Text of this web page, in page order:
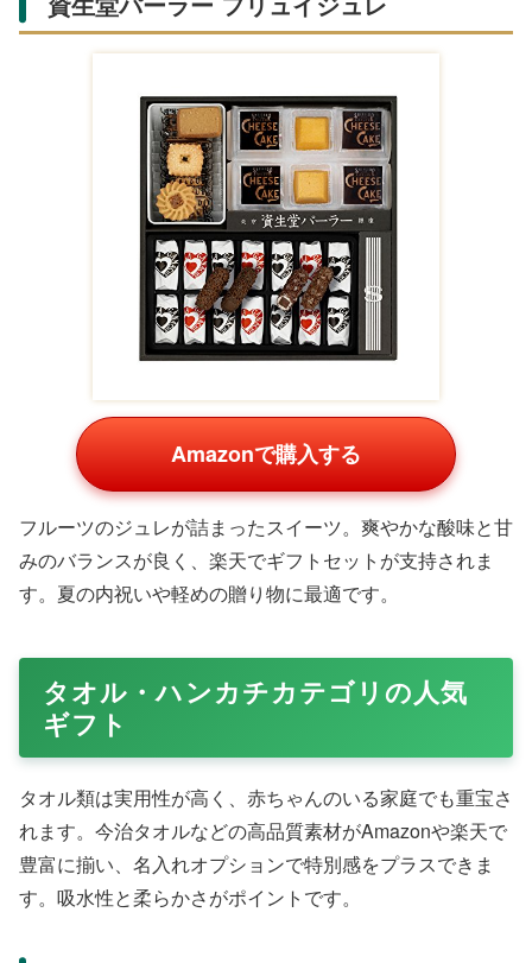
Amazonで購入する
軽やかな食感のラスク3種詰め合わせ。専用バケット入り
で新鮮さを保ち、楽天市場で口コミ好评。甘さ控えめなの
で幅広い方に喜ばれます。
鼓月 プレミアム千寿せんべい（24枚入）